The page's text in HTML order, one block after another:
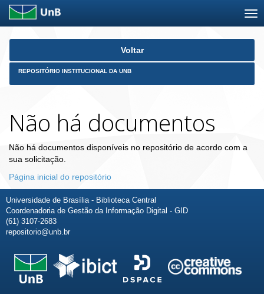
Skip
Voltar
REPOSITÓRIO INSTITUCIONAL DA UNB
Não há documentos
Não há documentos disponíveis no repositório de acordo com a
sua solicitação.
Página inicial do repositório
Universidade de Brasília - Biblioteca Central
Coordenadoria de Gestão da Informação Digital - GID
(61) 3107-2683
repositorio@unb.br